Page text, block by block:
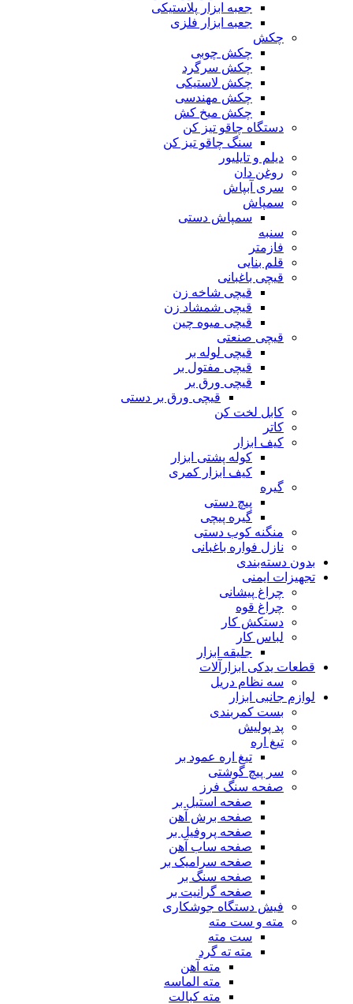
جعبه ابزار پلاستیکی
جعبه ابزار فلزی
چکش
چکش چوبی
چکش سرگرد
چکش لاستیکی
چکش مهندسی
چکش میخ کش
دستگاه چاقو تیز کن
سنگ چاقو تیز کن
دیلم و تایلیور
روغن دان
سری آبپاش
سمپاش
سمپاش دستی
سنبه
فازمتر
قلم بنایی
قیچی باغبانی
قیچی شاخه زن
قیچی شمشاد زن
قیچی میوه چین
قیچی صنعتی
قیچی لوله بر
قیچی مفتول بر
قیچی ورق بر
قیچی ورق بر دستی
کابل لخت کن
کاتر
کیف ابزار
کوله پشتی ابزار
کیف ابزار کمری
گیره
پیچ دستی
گیره پیچی
منگنه کوب دستی
نازل فواره باغبانی
بدون دسته‌بندی
تجهیزات ایمنی
چراغ پیشانی
چراغ قوه
دستکش کار
لباس کار
جلیقه ابزار
قطعات یدکی ابزارآلات
سه نظام دریل
لوازم جانبی ابزار
بست کمربندی
پد پولیش
تیغ اره
تیغ اره عمود بر
سر پیچ گوشتی
صفحه سنگ فرز
صفحه استیل بر
صفحه برش آهن
صفحه پروفیل بر
صفحه ساب آهن
صفحه سرامیک بر
صفحه سنگ بر
صفحه گرانیت بر
فیش دستگاه جوشکاری
مته و ست مته
ست مته
مته ته گرد
مته آهن
مته الماسه
مته کبالت